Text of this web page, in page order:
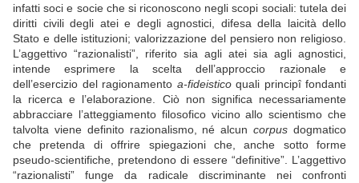
infatti soci e socie che si riconoscono negli scopi sociali: tutela dei
diritti civili degli atei e degli agnostici, difesa della laicità dello
Stato e delle istituzioni; valorizzazione del pensiero non religioso.
L’aggettivo “razionalisti”, riferito sia agli atei sia agli agnostici,
intende esprimere la scelta dell’approccio razionale e
dell’esercizio del ragionamento a-fideisticoquali principî fondanti
la ricerca e l’elaborazione. Ciò non significa necessariamente
abbracciare l’atteggiamento filosofico vicino allo scientismo che
talvolta viene definito razionalismo, né alcuncorpus dogmatico
che pretenda di offrire spiegazioni che, anche sotto forme
pseudo-scientifiche, pretendono di essere “definitive”. L’aggettivo
“razionalisti” funge da radicale discriminante nei confronti